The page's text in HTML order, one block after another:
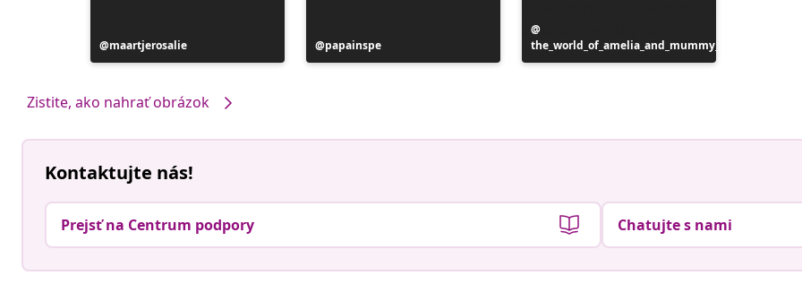
Príspevok
zverejnil
maartjerosalie
Príspevok
zverejnil
papainspe
zverejnil
the_world_of_amelia_and_mummy_
Zistite, ako nahrať obrázok
Kontaktujte nás!
Prejsť na Centrum podpory Chatujte s nami